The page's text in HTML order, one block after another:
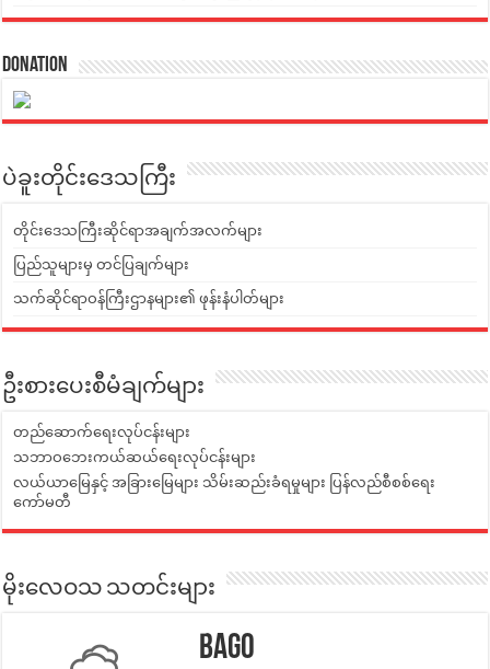
Donation
ပဲခူးတိုင်းဒေသကြီး
တိုင်းဒေသကြီးဆိုင်ရာအချက်အလက်များ
ပြည်သူများမှ တင်ပြချက်များ
သက်ဆိုင်ရာဝန်ကြီးဌာနများ၏ ဖုန်းနံပါတ်များ
ဦးစားပေးစီမံချက်များ
တည်ဆောက်ရေးလုပ်ငန်းများ
သဘာဝဘေးကယ်ဆယ်ရေးလုပ်ငန်းများ
လယ်ယာမြေနှင့် အခြားမြေများ သိမ်းဆည်းခံရမှုများ ပြန်လည်စီစစ်ရေး
ကော်မတီ
မိုးလေဝသ သတင်းများ
Bago